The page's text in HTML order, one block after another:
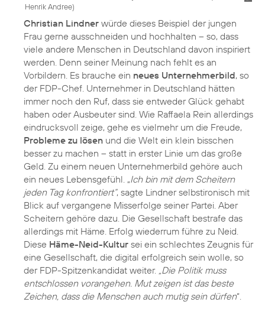
Henrik Andree)
Christian Lindner würde dieses Beispiel der jungen
Frau gerne ausschneiden und hochhalten – so, dass
viele andere Menschen in Deutschland davon inspiriert
werden. Denn seiner Meinung nach fehlt es an
Vorbildern. Es brauche ein neues Unternehmerbild, so
der FDP-Chef. Unternehmer in Deutschland hätten
immer noch den Ruf, dass sie entweder Glück gehabt
haben oder Ausbeuter sind. Wie Raffaela Rein allerdings
eindrucksvoll zeige, gehe es vielmehr um die Freude,
Probleme zu lösen und die Welt ein klein bisschen
besser zu machen – statt in erster Linie um das große
Geld. Zu einem neuen Unternehmerbild gehöre auch
ein neues Lebensgefühl. „Ich bin mit dem Scheitern
jeden Tag konfrontiert“, sagte Lindner selbstironisch mit
Blick auf vergangene Misserfolge seiner Partei. Aber
Scheitern gehöre dazu. Die Gesellschaft bestrafe das
allerdings mit Häme. Erfolg wiederrum führe zu Neid.
Diese Häme-Neid-Kultur sei ein schlechtes Zeugnis für
eine Gesellschaft, die digital erfolgreich sein wolle, so
der FDP-Spitzenkandidat weiter. „Die Politik muss
entschlossen vorangehen. Mut zeigen ist das beste
Zeichen, dass die Menschen auch mutig sein dürfen“.